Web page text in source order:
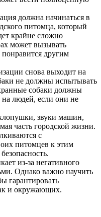
должна начинаться в
питомца, который
крайне сложно
может вызывать
другим
снова выходит на
не должны испытывать
собаки должны
на людей, если они не
звуки машин,
часть городской жизни.
с
питомцев к этим
из-за негативного
Однако важно научить
гарантировать
и окружающих.